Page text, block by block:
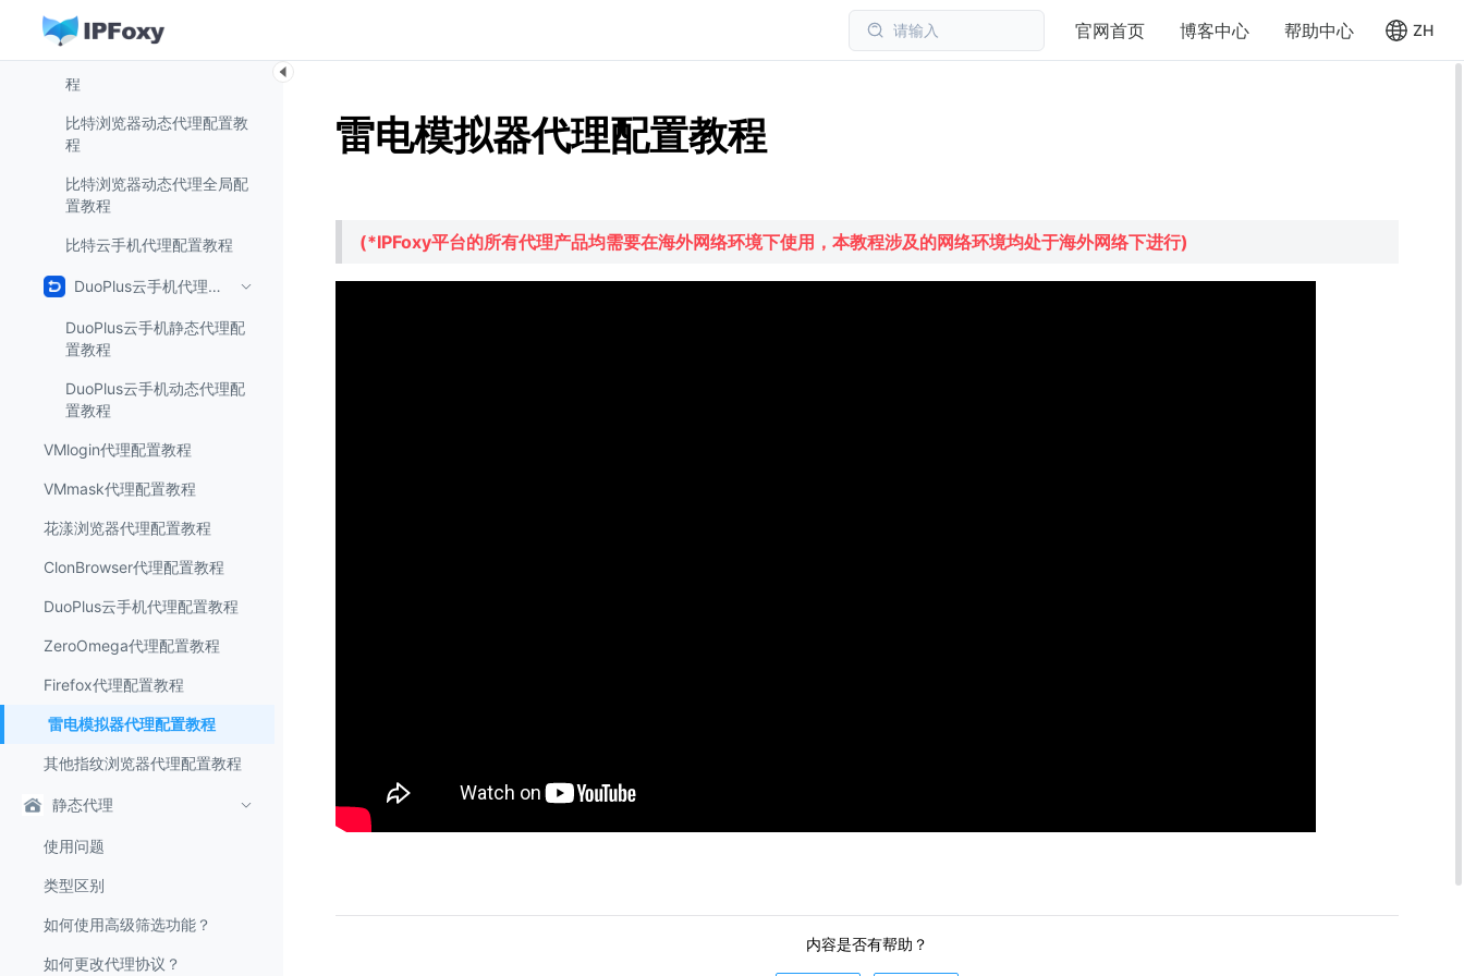
请输入 官网首页 博客中心 帮助中心 ZH
雷电模拟器代理配置教程
(*IPFoxy平台的所有代理产品均需要在海外网络环境下使用，本教程涉及的网络环境均处于海外网络下进行)
内容是否有帮助？
比特浏览器静态代理配置教
程
比特浏览器动态代理配置教
程
比特浏览器动态代理全局配
置教程
比特云手机代理配置教程
DuoPlus云手机代理配置教程
DuoPlus云手机静态代理配
置教程
DuoPlus云手机动态代理配
置教程
VMlogin代理配置教程
VMmask代理配置教程
花漾浏览器代理配置教程
ClonBrowser代理配置教程
DuoPlus云手机代理配置教程
ZeroOmega代理配置教程
Firefox代理配置教程
雷电模拟器代理配置教程
其他指纹浏览器代理配置教程
静态代理
使用问题
类型区别
如何使用高级筛选功能？
如何更改代理协议？